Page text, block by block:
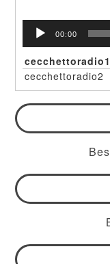
Audio-
Player
00:00
cecchettoradio1
cecchettoradio2